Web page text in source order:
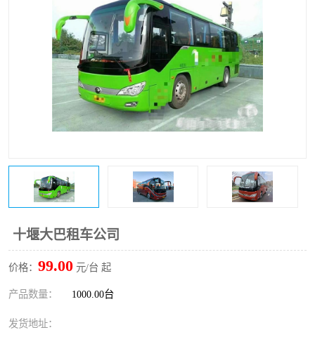
十堰大巴租车公司
价格： 99.00 元/台 起
产品数量： 1000.00台
发货地址：